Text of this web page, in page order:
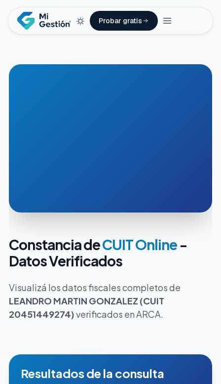
Probar gratis
Constancia deCUIT Online -
Datos Verificados
Visualizá los datos fiscales completos de
LEANDRO MARTIN GONZALEZ (CUIT
20451449274)verificados en ARCA.
Resultados de la consulta